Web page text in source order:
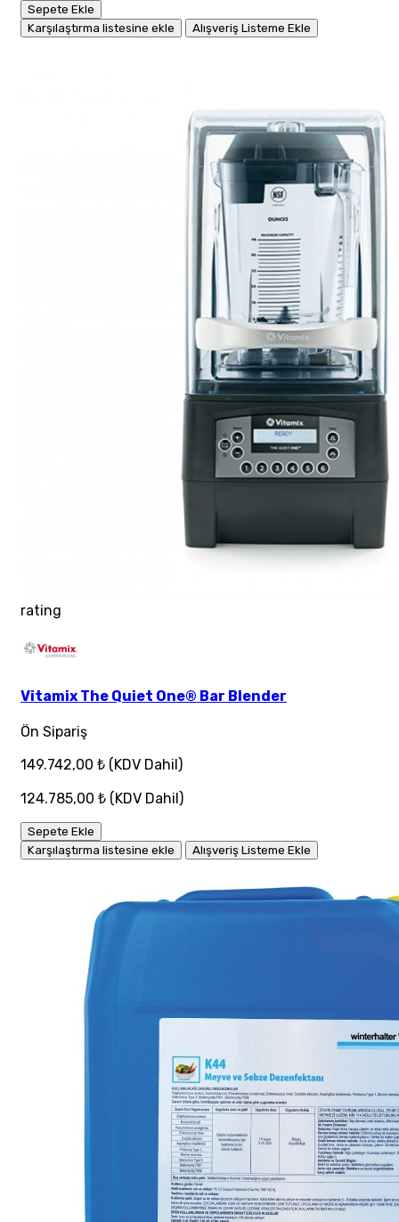
Sepete Ekle
Karşılaştırma listesine ekle
Alışveriş Listeme Ekle
rating
Vitamix The Quiet One® Bar Blender
Ön Sipariş
149.742,00 ₺ (KDV Dahil)
124.785,00 ₺ (KDV Dahil)
Sepete Ekle
Karşılaştırma listesine ekle
Alışveriş Listeme Ekle